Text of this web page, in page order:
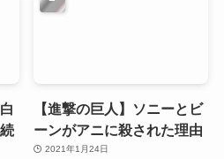
【進撃の巨人】ソニーとビ
ーンがアニに殺された理由
2021年1月24日